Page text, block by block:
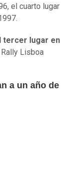
el cuarto lugar
tercer lugar en
Lisboa
a un año de